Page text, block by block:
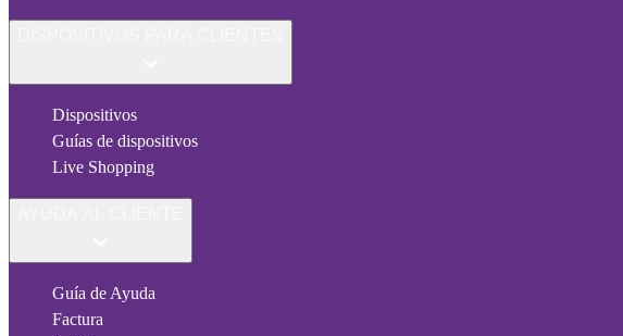
Dispositivos
Guías de dispositivos
Live Shopping
Guía de Ayuda
Factura